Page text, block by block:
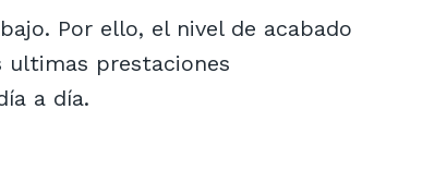
Por ello, el nivel de acabado
ultimas prestaciones
a día.